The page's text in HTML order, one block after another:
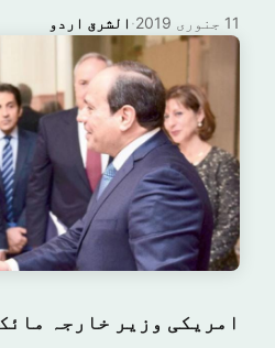
الشرق اردو · 11 جنوری 2019
امریکی وزیر خارجہ